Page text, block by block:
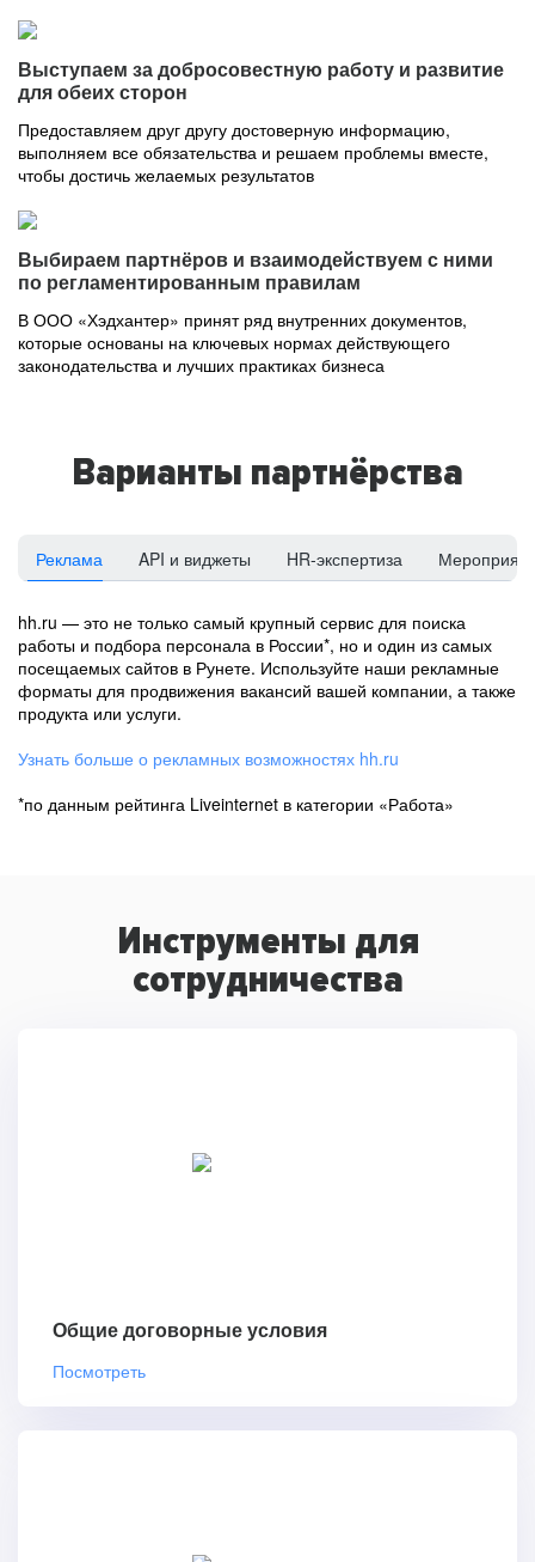
Выступаем за добросовестную работу и развитие
для обеих сторон
Предоставляем друг другу достоверную информацию,
выполняем все обязательства и решаем проблемы вместе,
чтобы достичь желаемых результатов
Выбираем партнёров и взаимодействуем с ними
по регламентированным правилам
В ООО «Хэдхантер» принят ряд внутренних документов,
которые основаны на ключевых нормах действующего
законодательства и лучших практиках бизнеса
Варианты партнёрства
Реклама API и виджеты HR-экспертиза
hh.ru — это не только самый крупный сервис для поиска
работы и подбора персонала в России*, но и один из самых
посещаемых сайтов в Рунете. Используйте наши рекламные
форматы для продвижения вакансий вашей компании, а также
продукта или услуги.
Узнать больше о рекламных возможностях hh.ru
*по данным рейтинга Liveinternet в категории «Работа»
Инструменты для
сотрудничества
Общие договорные условия
Посмотреть